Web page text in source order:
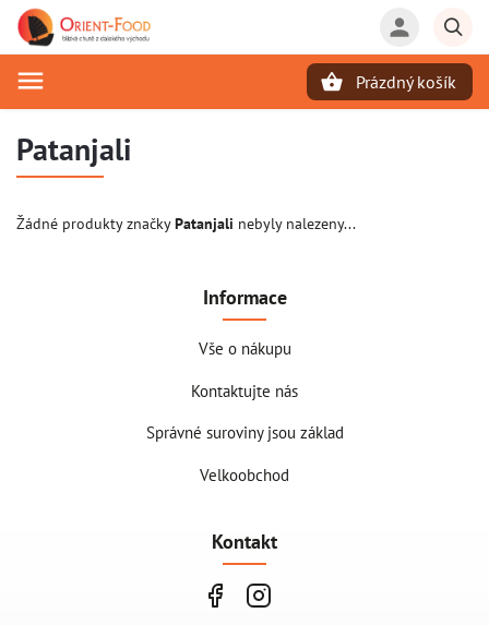
Prázdný košík
Patanjali
Žádné produkty značkyPatanjali nebyly nalezeny...
Informace
Vše o nákupu
Kontaktujte nás
Správné suroviny jsou základ
Velkoobchod
Kontakt